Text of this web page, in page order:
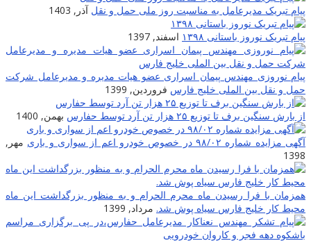
تبریک مدیرعامل به مناسبت روز ملی حمل و نقل آذر, 1403
تبریک نوروز باستانی ۱۳۹۸
اسفند, 1397
نوروزی مهندس پیمان اسراری عضو هیات مدیره و مدیرعامل شرکت
و نقل بین الملی خلیج فارس فروردین, 1399
بارش سنگین برف تا توزیع ۲۵ هزار تن آرد توسط حفارس
بهمن, 1400
مزایده شماره ۹۸/۰۲ در خصوص خودرو اعم از سواری و باری
مهر,
با فرا رسیدن ماه محرم الحرام و به منظور بزرگداشت این ماه
کار خلیج فارس سیاه پوش شد. مرداد, 1399